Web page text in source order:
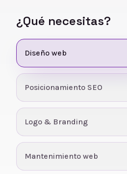
¿Qué necesitas?
Diseño web
Posicionamiento SEO
Logo & Branding
Mantenimiento web